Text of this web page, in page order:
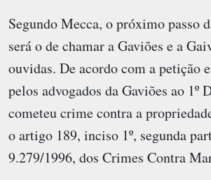
Segundo Mecca, o próximo passo
será o de chamar a Gaviões e a
ouvidas. De acordo com a petição
pelos advogados da Gaviões ao 1º
cometeu crime contra a
o artigo 189, inciso 1º, segunda
9.279/1996, dos Crimes Contra